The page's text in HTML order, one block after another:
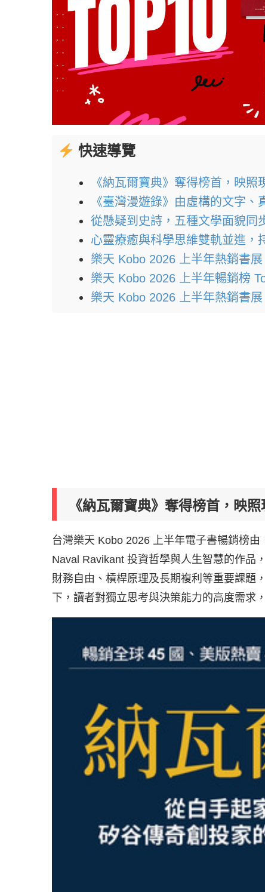
快速導覽
《納瓦爾寶典》奪得榜首，映
《臺灣漫遊錄》由虛構的文字
從懸疑到史詩，五種文學面貌同
心靈療癒與科學思維雙軌並進，
樂天 Kobo 2026 上半年熱銷書
樂天 Kobo 2026 上半年暢銷榜
樂天 Kobo 2026 上半年熱銷書展
《納瓦爾寶典》奪得榜首，映
台灣樂天 Kobo 2026 上半年電子書暢銷榜
Naval Ravikant 投資哲學與人生智慧的作品
財務自由、槓桿原理及長期複利等重要課題
下，讀者對獨立思考與決策能力的高度需求